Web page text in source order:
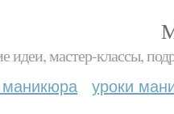
идеи, мастер-классы,
уроки